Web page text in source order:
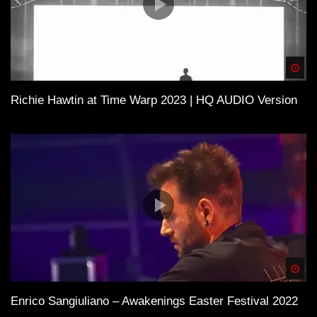
Anyma
John Summit
WICHTIG
Du solltest übrigens gerade weil die Künstler mit
Streaming nicht gerade viel verdienen, sie am besten
Richie Hawtin at Time Warp 2023 | HQ AUDIO Version
Enrico Sangiuliano – Awakenings Easter Festival 2022